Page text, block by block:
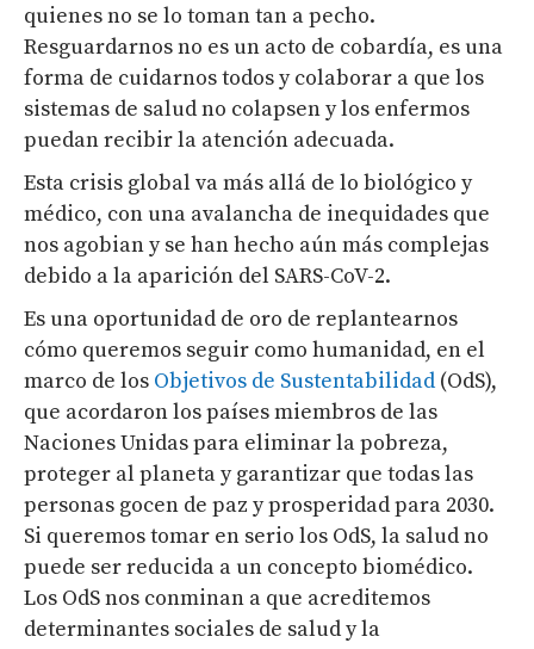
quienes no se lo toman tan a pecho.
Resguardarnos no es un acto de cobardía, es una
forma de cuidarnos todos y colaborar a que los
sistemas de salud no colapsen y los enfermos
puedan recibir la atención adecuada.
Esta crisis global va más allá de lo biológico y
médico, con una avalancha de inequidades que
nos agobian y se han hecho aún más complejas
debido a la aparición del SARS-CoV-2.
Es una oportunidad de oro de replantearnos
cómo queremos seguir como humanidad, en el
marco de los Objetivos de Sustentabilidad (OdS),
que acordaron los países miembros de las
Naciones Unidas para eliminar la pobreza,
proteger al planeta y garantizar que todas las
personas gocen de paz y prosperidad para 2030.
Si queremos tomar en serio los OdS, la salud no
puede ser reducida a un concepto biomédico.
Los OdS nos conminan a que acreditemos
determinantes sociales de salud y la